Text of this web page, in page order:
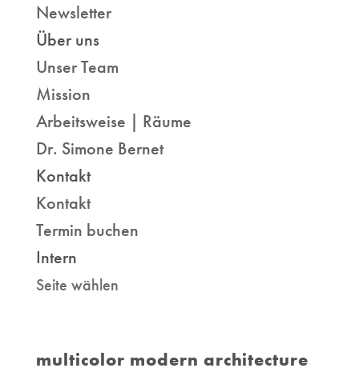
Newsletter
Über uns
Unser Team
Mission
Arbeitsweise | Räume
Dr. Simone Bernet
Kontakt
Kontakt
Termin buchen
Intern
Seite wählen
multicolor modern architecture